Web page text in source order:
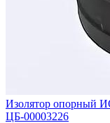
Изолятор опорный
ЦБ-00003226